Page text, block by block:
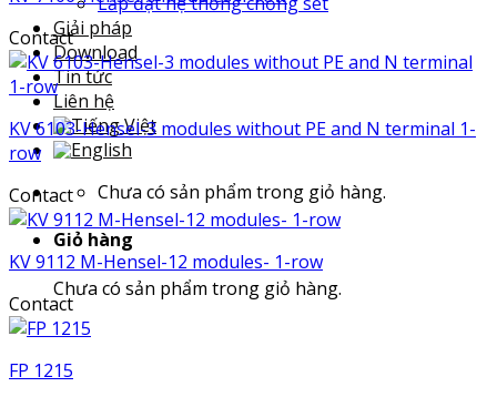
Giải pháp
Download
Tin tức
Liên hệ
Chưa có sản phẩm trong giỏ hàng.
Giỏ hàng
Chưa có sản phẩm trong giỏ hàng.
Contact
KV 6103-Hensel-3 modules without PE and N terminal 1-
row
Contact
KV 9112 M-Hensel-12 modules- 1-row
Contact
FP 1215